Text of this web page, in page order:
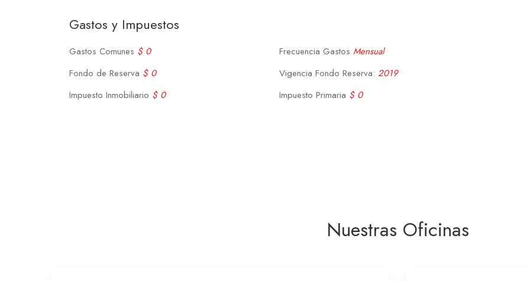
Gastos y Impuestos
Gastos Comunes $ 0 Frecuencia Gastos Mensual
Fondo de Reserva $ 0 Vigencia Fondo Reserva: 2019
Impuesto Inmobiliario $ 0 Impuesto Primaria $ 0
Nuestras Oficinas